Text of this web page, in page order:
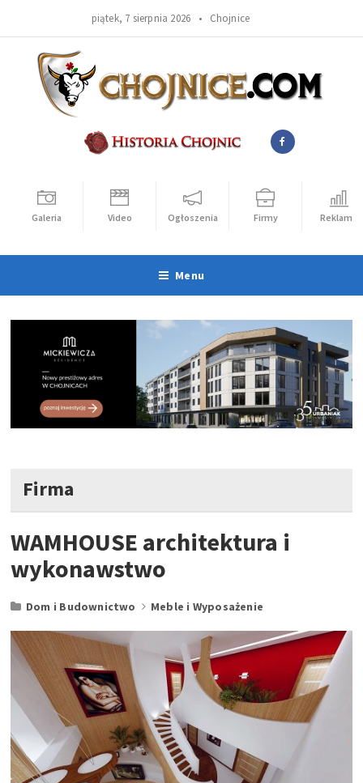
piątek, 7 sierpnia 2026 • Chojnice
Galeria Video Ogłoszenia Firmy Reklama
Menu
Firma
WAMHOUSE architektura i
wykonawstwo
Dom i Budownictwo Meble i Wyposażenie